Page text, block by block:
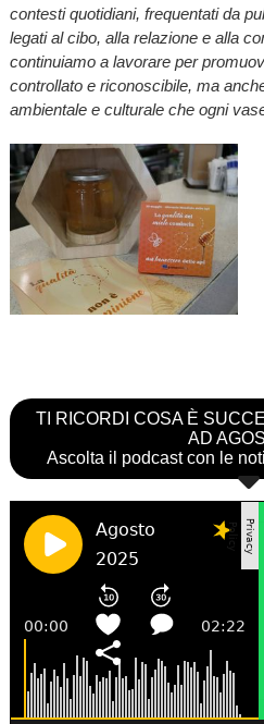
contesti quotidiani, frequentati da
legati al cibo, alla relazione e alla
continuiamo a lavorare per
controllato e riconoscibile, ma
ambientale e culturale che ogni
TI RICORDI COSA È
AD
Ascolta il podcast con le